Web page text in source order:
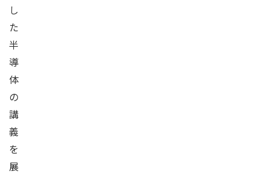
し
た
半
導
体
の
講
義
を
展